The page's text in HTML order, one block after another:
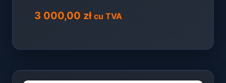
3 000,00 zł cu TVA